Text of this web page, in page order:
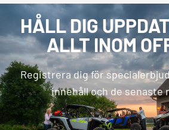
HÅLL DIG
ALLT INOM
Registrera dig för
innehåll och de senaste